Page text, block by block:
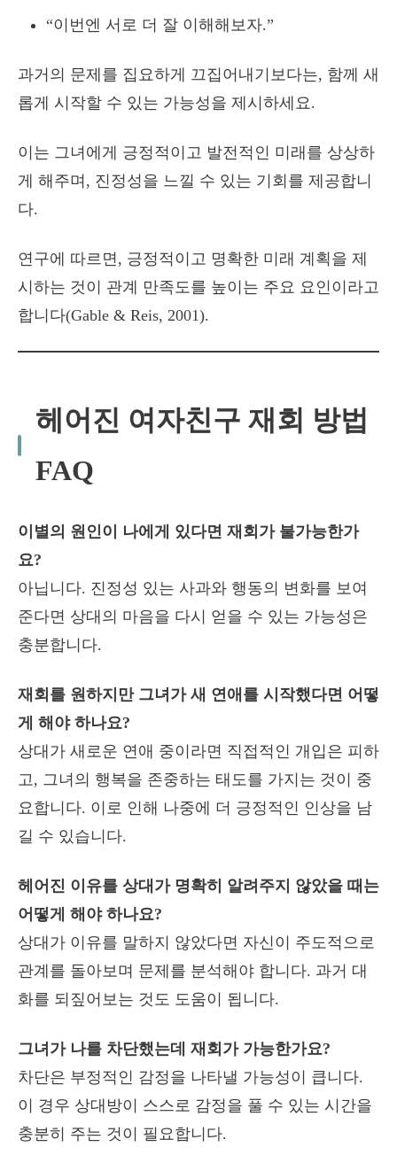
“이번엔 서로 더 잘 이해해보자.”
과거의 문제를 집요하게 끄집어내기보다는, 함께 새
롭게 시작할 수 있는 가능성을 제시하세요.
이는 그녀에게 긍정적이고 발전적인 미래를 상상하
게 해주며, 진정성을 느낄 수 있는 기회를 제공합니
다.
연구에 따르면, 긍정적이고 명확한 미래 계획을 제
시하는 것이 관계 만족도를 높이는 주요 요인이라고
합니다(Gable & Reis, 2001).
헤어진 여자친구 재회 방법
FAQ
이별의 원인이 나에게 있다면 재회가 불가능한가
요?
아닙니다. 진정성 있는 사과와 행동의 변화를 보여
준다면 상대의 마음을 다시 얻을 수 있는 가능성은
충분합니다.
재회를 원하지만 그녀가 새 연애를 시작했다면 어떻
게 해야 하나요?
상대가 새로운 연애 중이라면 직접적인 개입은 피하
고, 그녀의 행복을 존중하는 태도를 가지는 것이 중
요합니다. 이로 인해 나중에 더 긍정적인 인상을 남
길 수 있습니다.
헤어진 이유를 상대가 명확히 알려주지 않았을 때는
어떻게 해야 하나요?
상대가 이유를 말하지 않았다면 자신이 주도적으로
관계를 돌아보며 문제를 분석해야 합니다. 과거 대
화를 되짚어보는 것도 도움이 됩니다.
그녀가 나를 차단했는데 재회가 가능한가요?
차단은 부정적인 감정을 나타낼 가능성이 큽니다.
이 경우 상대방이 스스로 감정을 풀 수 있는 시간을
충분히 주는 것이 필요합니다.